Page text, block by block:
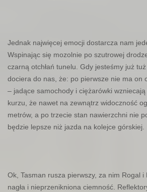
Jednak najwięcej emocji dostarcza nam
Wspinając się mozolnie po szutrowej
czarną otchłań tunelu. Gdy jesteśmy już
dociera do nas, że: po pierwsze nie ma on
– jadące samochody i ciężarówki wzniecają
kurzu, że nawet na zewnątrz widoczność
metrów, a po trzecie stan nawierzchni nie
będzie lepsze niż jazda na kolejce górskiej.
Ok, Tasman rusza pierwszy, za nim Rogal
nagła i nieprzenikniona ciemność.